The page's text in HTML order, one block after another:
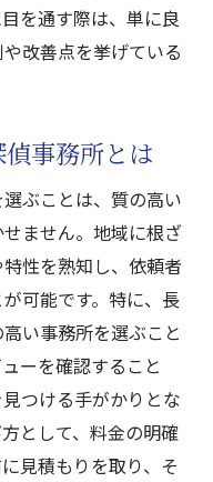
を通す際は、単に良
改善点を挙げている
事務所とは
ぶことは、質の高い
ません。地域に根ざ
性を熟知し、依頼者
可能です。特に、長
い事務所を選ぶこと
ーを確認すること
つける手がかりとな
として、料金の明確
見積もりを取り、そ